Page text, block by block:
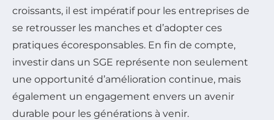
croissants, il est impératif pour les entreprises de
se retrousser les manches et d’adopter ces
pratiques écoresponsables. En fin de compte,
investir dans un SGE représente non seulement
une opportunité d’amélioration continue, mais
également un engagement envers un avenir
durable pour les générations à venir.